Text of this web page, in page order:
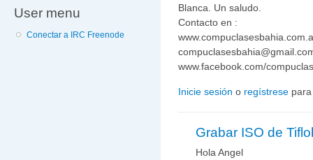
User menu
Conectar a IRC Freenode
Blanca. Un saludo.
Contacto en :
www.facebook.com/
Inicie sesión o regístrese
Grabar ISO de
Hola Angel